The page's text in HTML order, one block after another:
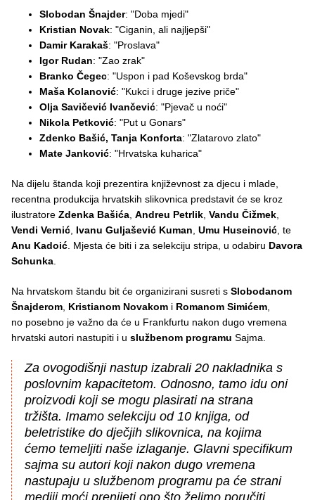
Slobodan Šnajder: "Doba mjedi"
Kristian Novak: "Ciganin, ali najljepši"
Damir Karakaš: "Proslava"
Igor Rudan: "Zao zrak"
Branko Čegec: "Uspon i pad Koševskog brda"
Maša Kolanović: "Kukci i druge jezive priče"
Olja Savičević Ivančević: "Pjevač u noći"
Nikola Petković: "Put u Gonars"
Zdenko Bašić, Tanja Konforta: "Zlatarovo zlato"
Mate Janković: "Hrvatska kuharica"
Na dijelu štanda koji prezentira književnost za djecu i mlade,
recentna produkcija hrvatskih slikovnica predstavit će se kroz
ilustratore Zdenka Bašića Andreu Petrlik Vandu Čižmek
Vendi Vernić Ivanu Guljašević Kuman Umu Huseinović , te
Anu Kadoić . Mjesta će biti i za selekciju stripa, u odabiru Davora
Schunka
Na hrvatskom štandu bit će organizirani susreti s Slobodanom
Šnajderom Kristianom Novakom i Romanom Simićem
no posebno je važno da će u Frankfurtu nakon dugo vremena
hrvatski autori nastupiti i u službenom programu Sajma.
Za ovogodišnji nastup izabrali 20 nakladnika s
poslovnim kapacitetom. Odnosno, tamo idu oni
proizvodi koji se mogu plasirati na strana
tržišta. Imamo selekciju od 10 knjiga, od
beletristike do dječjih slikovnica, na kojima
ćemo temeljiti naše izlaganje. Glavni specifikum
sajma su autori koji nakon dugo vremena
nastupaju u službenom programu pa će strani
mediji moći prenijeti ono što želimo poručiti.